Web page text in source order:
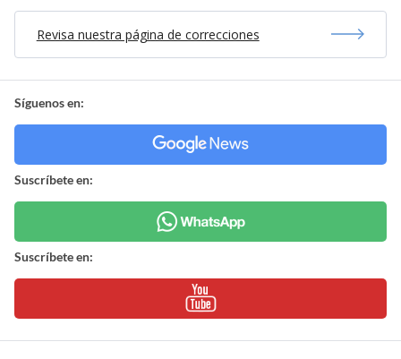
Revisa nuestra página de correcciones
Síguenos en:
Suscríbete en:
Suscríbete en: